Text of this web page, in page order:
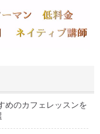
めのカフェレッスンを